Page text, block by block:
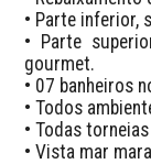
• ⁠Parte inferior,
• ⁠Parte
gourmet.
• ⁠07 banheiros
• ⁠Todos
• ⁠Todas
• ⁠Vista mar